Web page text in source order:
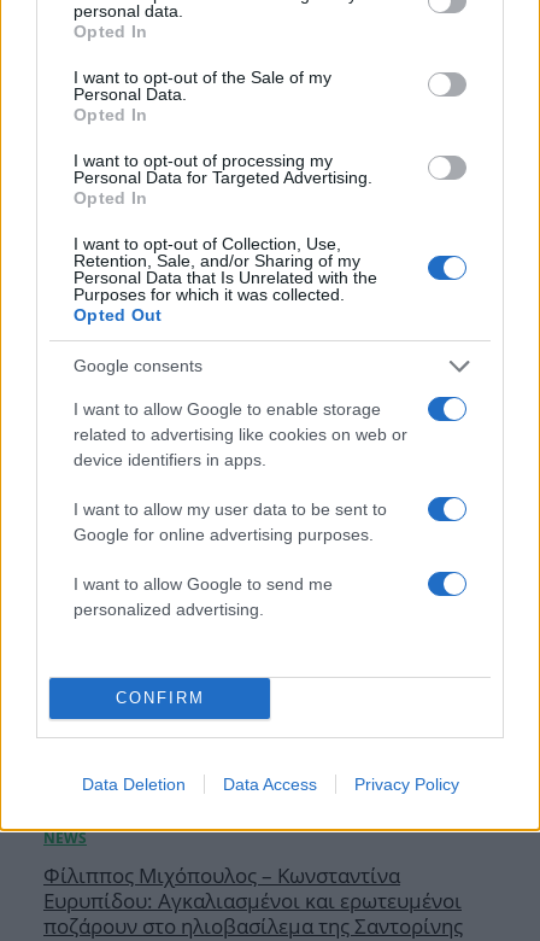
grant or deny consent to Google and its third-party tags to
use your data for below specified purposes in below Google
consent section.
personal data.
Opted In
I want to opt-out of the Sale of my
Personal Data.
Opted In
I want to opt-out of processing my
Personal Data for Targeted Advertising.
Opted In
I want to opt-out of Collection, Use,
Retention, Sale, and/or Sharing of my
Personal Data that Is Unrelated with the
Purposes for which it was collected.
Opted Out
Google consents
I want to allow Google to enable storage
related to advertising like cookies on web or
device identifiers in apps.
I want to allow my user data to be sent to
Google for online advertising purposes.
I want to allow Google to send me
personalized advertising.
CONFIRM
Data Deletion Data Access Privacy Policy
Γέννησε η ηθοποιός Λίλα Μπακλέση: Η πρώτη
φωτογραφία και το μήνυμα του συντρόφου της
07.08.2026
Φίλιππος Μιχόπουλος – Κωνσταντίνα
Ευρυπίδου: Αγκαλιασμένοι και ερωτευμένοι
ποζάρουν στο ηλιοβασίλεμα της Σαντορίνης